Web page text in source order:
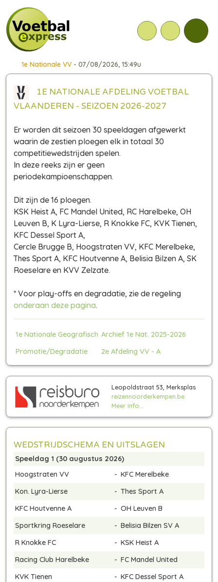
1e Nationale VV- 07/08/2026, 15:49u
1E NATIONALE AFDELING VOETBAL
VLAANDEREN - SEIZOEN 2026-2027
Er worden dit seizoen 30 speeldagen afgewerkt
waarin de zestien ploegen elk in totaal 30
competitiewedstrijden spelen.
In deze reeks zijn er geen
periodekampioenschappen.
Dit zijn de 16 ploegen.
KSK Heist A, FC Mandel United, RC Harelbeke, OH
Leuven B, K Lyra-Lierse, R Knokke FC, KVK Tienen,
KFC Dessel Sport A,
Cercle Brugge B, Hoogstraten VV, KFC Merelbeke,
Thes Sport A, KFC Houtvenne A, Belisia Bilzen A, SK
Roeselare en KVV Zelzate.
* Voor play-offs en degradatie, zie de regeling
onderaan deze pagina.
1e Nationale Geografisch Archief 1e Nat. 2025-2026
Promotie/Degradatie
2e Afdeling VV - A
Leopoldstraat 53, Merksplas
reizennoorderkempen.be
Meer info...
WEDSTRIJDSCHEMA EN UITSLAGEN
Speeldag 1 (30 augustus 2026)
Hoogstraten VV
- KFC Merelbeke
Kon. Lyra-Lierse
- Thes Sport A
KFC Houtvenne A
- OH Leuven B
Sportkring Roeselare
- Belisia Bilzen SV A
R Knokke FC
- KSK Heist A
Racing Club Harelbeke
- FC Mandel United
KVK Tienen
- KFC Dessel Sport A